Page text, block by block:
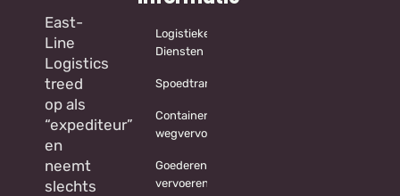
East-
Line
Logistics
treed
op als
“expediteur”
en
neemt
slechts
Logistieke
Diensten
Spoedtransport
Container
wegvervoer
Goederen
vervoeren